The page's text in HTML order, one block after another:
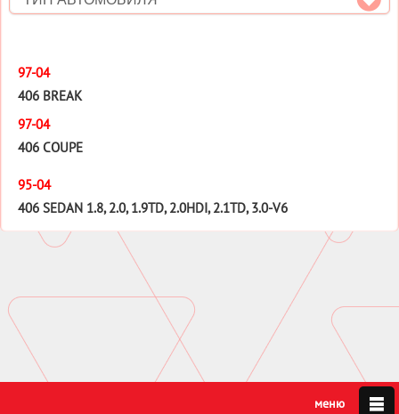
97-04
406 BREAK
97-04
406 COUPE
95-04
406 SEDAN 1.8, 2.0, 1.9TD, 2.0HDI, 2.1TD, 3.0-V6